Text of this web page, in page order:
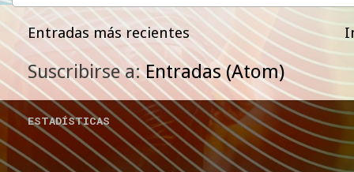
Entradas más recientes
Suscribirse a:Entradas (Atom)
ESTADÍSTICAS